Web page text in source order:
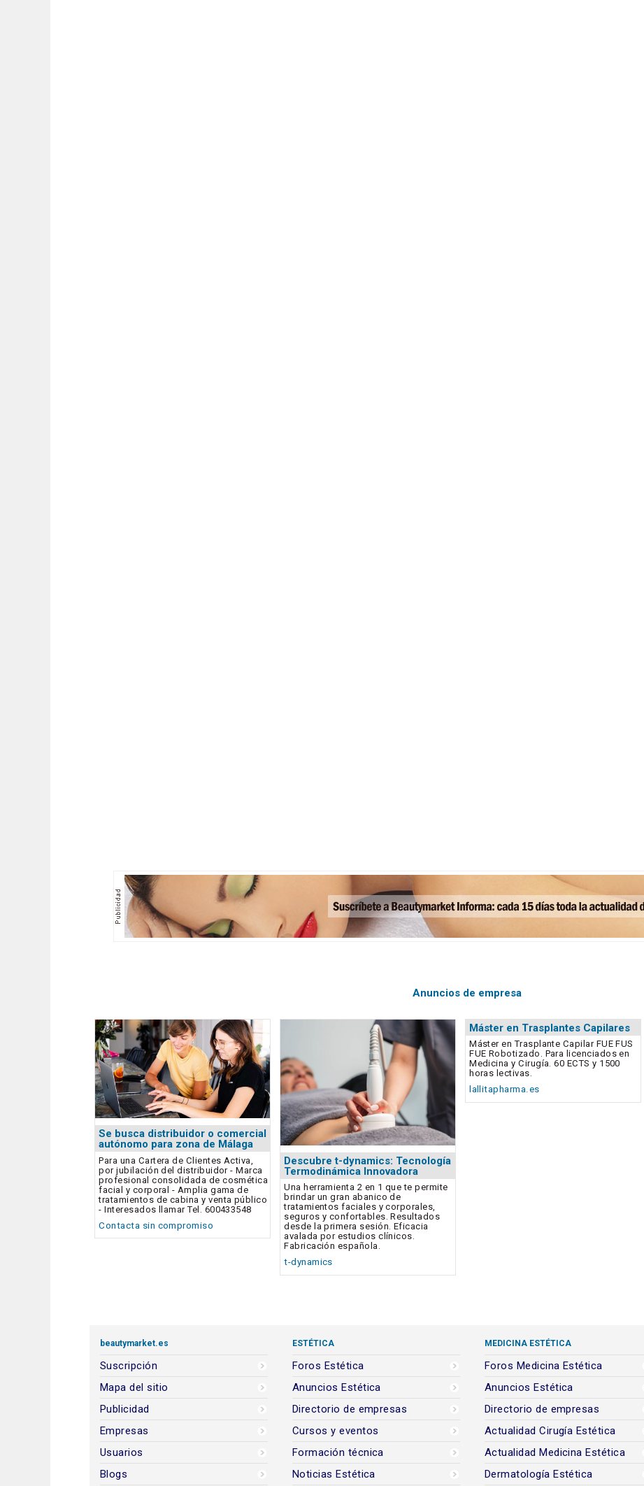
Anuncios de empresa
Se busca distribuidor o comercial
autónomo para zona de Málaga
Para una Cartera de Clientes Activa,
por jubilación del distribuidor - Marca
profesional consolidada de cosmética
facial y corporal - Amplia gama de
tratamientos de cabina y venta público
- Interesados llamar Tel. 600433548
Contacta sin compromiso
Descubre t-dynamics: Tecnología
Termodinámica Innovadora
Una herramienta 2 en 1 que te permite
brindar un gran abanico de
tratamientos faciales y corporales,
seguros y confortables. Resultados
desde la primera sesión. Eficacia
avalada por estudios clínicos.
Fabricación española.
t-dynamics
Máster en Trasplantes Capilares
Máster en Trasplante Capilar FUE FUS
FUE Robotizado. Para licenciados en
Medicina y Cirugía. 60 ECTS y 1500
horas lectivas.
lallitapharma.es
beautymarket.es
Suscripción
Mapa del sitio
Publicidad
Empresas
Usuarios
Blogs
ESTÉTICA
Foros Estética
Anuncios Estética
Directorio de empresas
Cursos y eventos
Formación técnica
Noticias Estética
MEDICINA ESTÉTICA
Foros Medicina Estética
Anuncios Estética
Directorio de empresas
Actualidad Cirugía Estética
Actualidad Medicina Estética
Dermatología Estética